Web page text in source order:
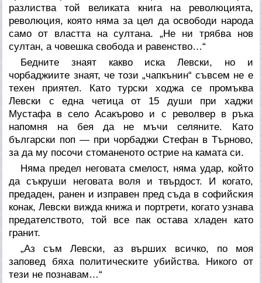
разлиства той великата книга на революцията,
революция, която няма за цел да освободи народа
само от властта на султана. „Не ни трябва нов
султан, а човешка свобода и равенство…“
Бедните знаят какво иска Левски, но и
чорбаджиите знаят, че този „чапкънин“ съвсем не е
техен приятел. Като турски ходжа се промъква
Левски с една четица от 15 души при хаджи
Мустафа в село Асакърово и с револвер в ръка
напомня на бея да не мъчи селяните. Като
български поп — при чорбаджи Стефан в Търново,
за да му посочи стоманеното острие на камата си.
Няма предел неговата смелост, няма удар, който
да съкруши неговата воля и твърдост. И когато,
предаден, ранен и изправен пред съда в софийския
конак, Левски вижда книжа и портрети, когато узнава
предателството, той все пак остава хладен като
гранит.
„Аз съм Левски, аз върших всичко, по моя
заповед бяха политическите убийства. Никого от
тези не познавам…“